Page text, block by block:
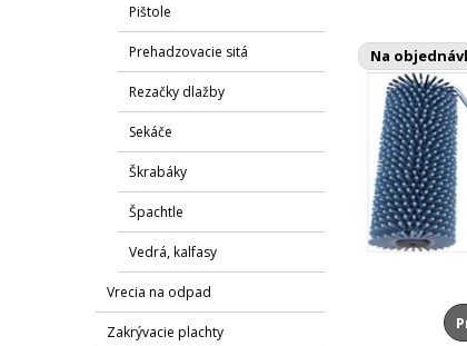
Pištole
Prehadzovacie sitá
Rezačky dlažby
Sekáče
Škrabáky
Špachtle
Vedrá, kalfasy
Vrecia na odpad
Zakrývacie plachty
Na